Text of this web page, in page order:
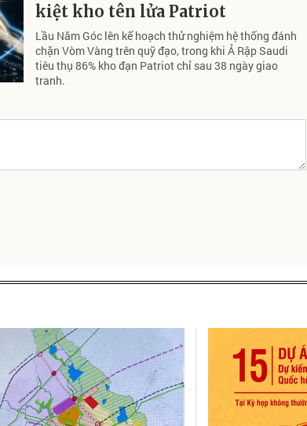
kiệt kho tên lửa Patriot
Lầu Năm Góc lên kế hoạch thử nghiệm hệ thống đánh
chặn Vòm Vàng trên quỹ đạo, trong khi Ả Rập Saudi
tiêu thụ 86% kho đạn Patriot chỉ sau 38 ngày giao
tranh.